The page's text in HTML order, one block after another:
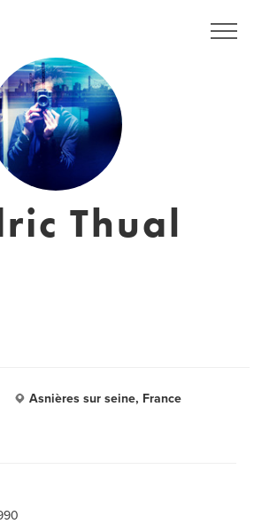
Thual
Asnières sur seine, France